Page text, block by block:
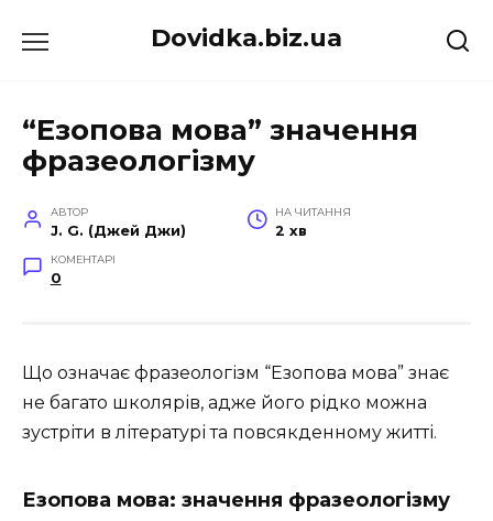
до
Dovidka.biz.ua
“Езопова мова” значення
фразеологізму
АВТОР
J. G. (Джей Джи)
НА ЧИТАННЯ
2 хв
КОМЕНТАРІ
0
Що означає фразеологізм “Езопова мова” знає
не багато школярів, адже його рідко можна
зустріти в літературі та повсякденному житті.
Езопова мова: значення фразеологізму